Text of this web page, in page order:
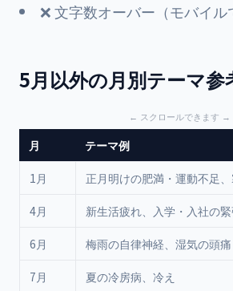
❌ 文字数オーバー（モバイル
5月以外の月別テーマ参
月 テーマ例
1月 正月明けの肥満・運動不足
4月 新生活疲れ、入学・入社の
6月 梅雨の自律神経、湿気の頭痛
7月 夏の冷房病、冷え